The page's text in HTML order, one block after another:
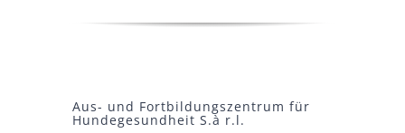
Aus- und Fortbildungszentrum für
Hundegesundheit S.à r.l.